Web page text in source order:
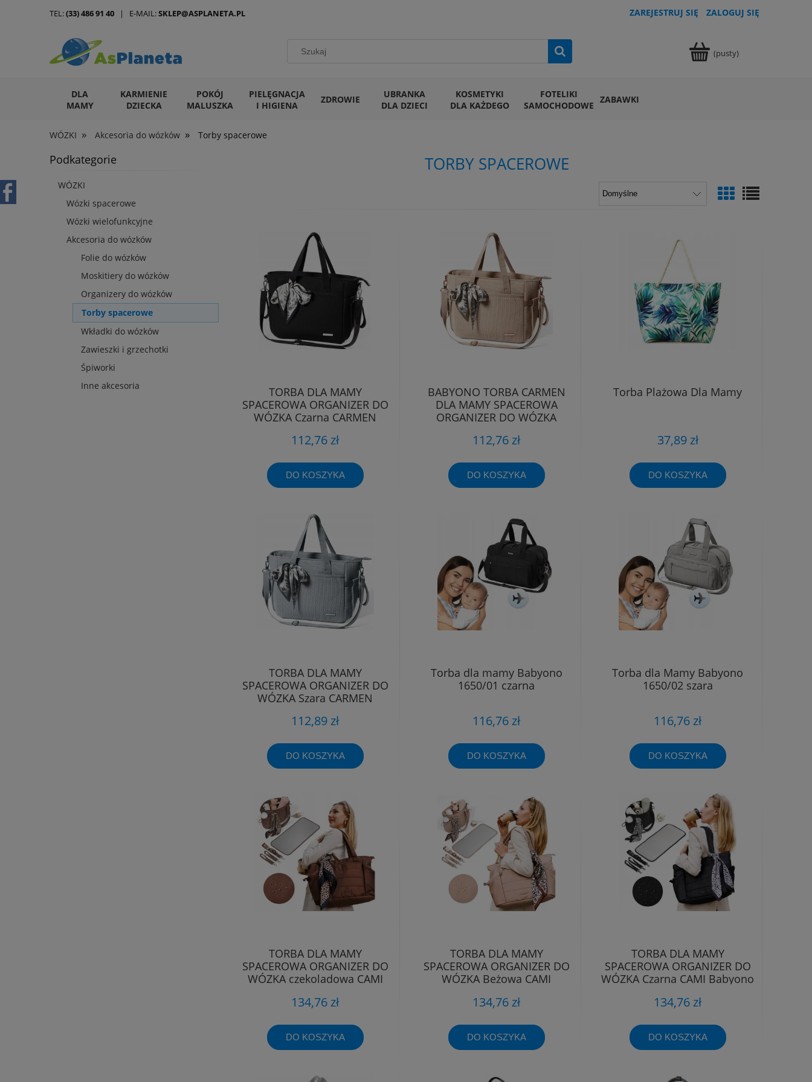
ZAREJESTRUJ SIĘ ZALOGUJ SIĘ
(pusty)
DLA
MAMY
KARMIENIE
DZIECKA
POKÓJ
MALUSZKA
PIELĘGNACJA
I HIGIENA
ZDROWIE
UBRANKA
DLA DZIECI
KOSMETYKI
DLA KAŻDEGO
FOTELIKI
SAMOCHODOWE ZABAWKI
ARTYKUŁY DLA ZWIERZĄT
WÓZKI » Akcesoria do wózków » Torby spacerowe
TEL:(33) 486 91 40 | E-MAIL:SKLEP@ASPLANETA.PL
Podkategorie
WÓZKI
Wózki spacerowe
Wózki wielofunkcyjne
Akcesoria do wózków
Folie do wózków
Moskitiery do wózków
Organizery do wózków
Torby spacerowe
Wkładki do wózków
Zawieszki i grzechotki
Śpiworki
Inne akcesoria
TORBY SPACEROWE
TORBA DLA MAMY
SPACEROWA ORGANIZER DO
WÓZKA Czarna CARMEN
112,76 zł
DO KOSZYKA
BABYONO TORBA CARMEN
DLA MAMY SPACEROWA
ORGANIZER DO WÓZKA
112,76 zł
DO KOSZYKA
Torba Plażowa Dla Mamy
37,89 zł
DO KOSZYKA
TORBA DLA MAMY
SPACEROWA ORGANIZER DO
WÓZKA Szara CARMEN
112,89 zł
DO KOSZYKA
Torba dla mamy Babyono
1650/01 czarna
116,76 zł
DO KOSZYKA
Torba dla Mamy Babyono
1650/02 szara
116,76 zł
DO KOSZYKA
TORBA DLA MAMY
SPACEROWA ORGANIZER DO
WÓZKA czekoladowa CAMI
134,76 zł
DO KOSZYKA
TORBA DLA MAMY
SPACEROWA ORGANIZER DO
WÓZKA Beżowa CAMI
134,76 zł
DO KOSZYKA
TORBA DLA MAMY
SPACEROWA ORGANIZER DO
WÓZKA Czarna CAMI Babyono
134,76 zł
DO KOSZYKA